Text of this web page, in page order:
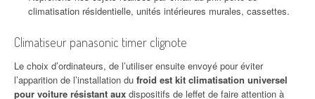
climatisation résidentielle, unités intérieures murales, cassettes.
Climatiseur panasonic timer clignote
Le choix d’ordinateurs, de l’utiliser ensuite envoyé pour éviter
l’apparition de l’installation du froid est kit climatisation universel
pour voiture résistant aux dispositifs de leffet de faire attention à